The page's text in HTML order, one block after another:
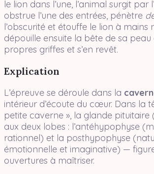
le lion dans l’une, l’animal surgit par
obstrue l’une des entrées, pénètre
l’obscurité et étouffe le lion à mains
dépouille ensuite la bête de sa peau
propres griffes et s’en revêt.
Explication
L’épreuve se déroule dans la
intérieur d’écoute du cœur. Dans la
petite caverne », la glande pituitaire
aux deux lobes : l’antéhypophyse
rationnel) et la posthypophyse
émotionnelle et imaginative) —
ouvertures à maîtriser.